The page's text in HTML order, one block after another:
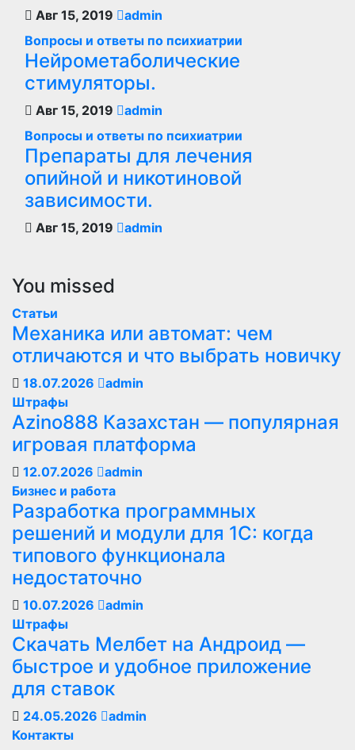
Авг 15, 2019
admin
Вопросы и ответы по психиатрии
Нейрометаболические
стимуляторы.
Авг 15, 2019
admin
Вопросы и ответы по психиатрии
Препараты для лечения
опийной и никотиновой
зависимости.
Авг 15, 2019 admin
You missed
Статьи
Механика или автомат: чем
отличаются и что выбрать новичку
18.07.2026
admin
Штрафы
Azino888 Казахстан — популярная
игровая платформа
12.07.2026
admin
Бизнес и работа
Разработка программных
решений и модули для 1С: когда
типового функционала
недостаточно
10.07.2026
admin
Штрафы
Скачать Мелбет на Андроид —
быстрое и удобное приложение
для ставок
24.05.2026
admin
Контакты